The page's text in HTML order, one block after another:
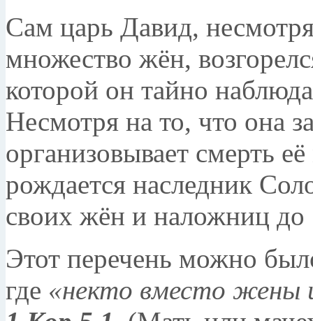
Сам царь Давид,
множество жён,
которой он тайно
Несмотря на то, что она
организовывает смерть
рождается наследник
своих жён и наложниц
Этот перечень можно
где «некто вместо жены